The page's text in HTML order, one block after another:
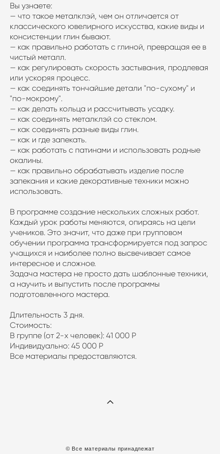
Вы узнаете:
— что такое металклэй, чем он отличается от
классического ювелирного искусства, какие виды и
консистенции глин бывают.
— как правильно работать с глиной, превращая ее в
чистый металл.
— как регулировать скорость застывания, продлевая
или ускоряя процесс.
— как соединять тончайшие детали "по-сухому" и
"по-мокрому".
— как делать кольца и рассчитывать усадку.
— как соединять металклэй со стеклом.
— как соединять разные виды глин.
— как и где запекать.
— как работать с патинами и использовать родные
окалины.
— как правильно обрабатывать изделие после
запекания и какие декоративные техники можно
использовать.
В программе создание нескольких сложных работ.
Каждый урок работы меняются, опираясь на цели
учеников. Это значит, что даже при групповом
обучении программа трансформируется под запрос
учащихся и наиболее полно высвечивает самое
интересное и сложное.
Задача мастера не просто дать шаблонные техники,
а научить и выпустить после программы
подготовленного мастера.
Длительность 3 дня.
Стоимость:
В группе (от 2-х человек): 41 000 Р
Индивидуально: 45 000 Р
Все материалы предоставляются.
© Все материалы принадлежат